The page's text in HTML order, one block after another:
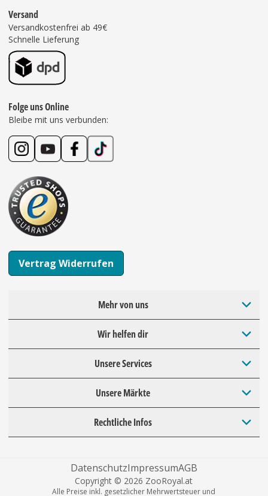
Versand
Versandkostenfrei ab 49€
Schnelle Lieferung
Folge uns Online
Bleibe mit uns verbunden:
Vertrag Widerrufen
Mehr von uns
Wir helfen dir
Unsere Services
Unsere Märkte
Rechtliche Infos
DatenschutzImpressumAGB
Copyright © 2026 ZooRoyal.at
Alle Preise inkl. gesetzlicher Mehrwertsteuer und